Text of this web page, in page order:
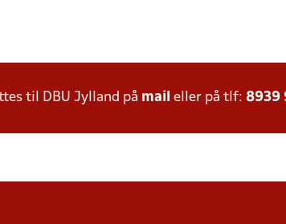
til DBU Jylland på mail eller på tlf: 8939